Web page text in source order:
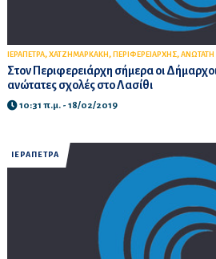
ΙΕΡΑΠΕΤΡΑ, ΧΑΤΖΗΜΑΡΚΑΚΗ , ΠΕΡΙΦΕΡΕΙΑΡΧΗΣ, ΑΝΩΤΑΤΗ
Στον Περιφερειάρχη σήμερα οι Δήμαρχοι
ανώτατες σχολές στο Λασίθι
10:31 π.μ. - 18/02/2019
ΙΕΡΑΠΕΤΡΑ